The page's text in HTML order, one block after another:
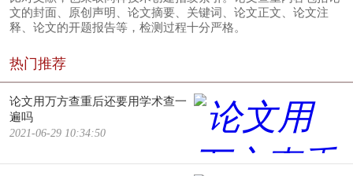
文的封面、原创声明、论文摘要、关键词、论文正文、论文注
释、论文的开题报告等，检测过程十分严格。
热门推荐
论文用万方查重后还要用学术查一
遍吗
2021-06-29 10:34:50